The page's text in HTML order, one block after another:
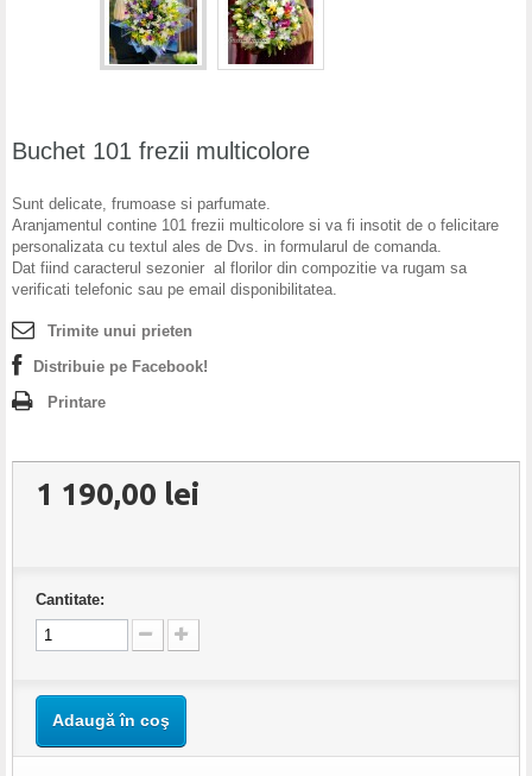
Buchet 101 frezii multicolore
Sunt delicate, frumoase si parfumate.
Aranjamentul contine 101 frezii multicolore si va fi insotit de o felicitare
personalizata cu textul ales de Dvs. in formularul de comanda.
Dat fiind caracterul sezonier al florilor din compozitie va rugam sa
verificati telefonic sau pe email disponibilitatea.
Trimite unui prieten
Distribuie pe Facebook!
Printare
1 190,00 lei
Cantitate:
Adaugă în coş